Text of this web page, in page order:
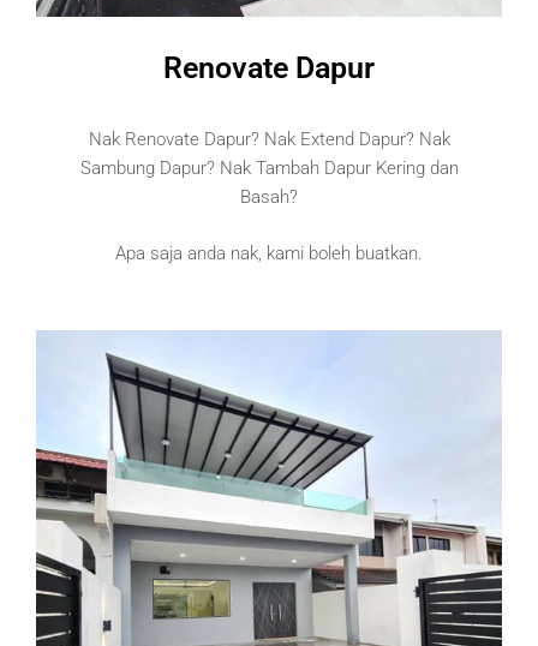
Renovate Dapur
Nak Renovate Dapur? Nak Extend Dapur? Nak
Sambung Dapur? Nak Tambah Dapur Kering dan
Basah?
Apa saja anda nak, kami boleh buatkan.